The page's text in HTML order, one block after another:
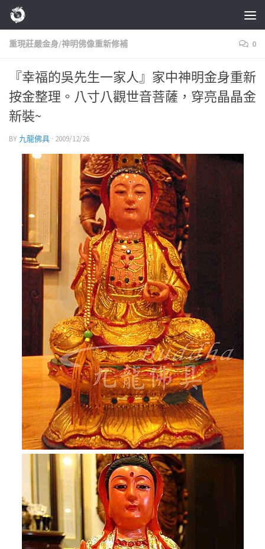
Skip to content
重現莊嚴金身/神明佛像重新修補 0
『幸福的吳先生一家人』家中神明金身重新
按金整理。八寸八觀世音菩薩，穿亮晶晶金
新裝~
BY 九龍佛具 · 2009/12/26